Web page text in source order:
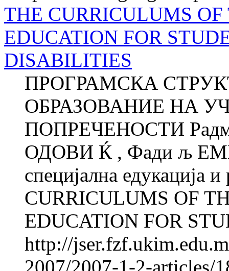
THE CURRICULUMS
EDUCATION FOR
DISABILITIES
ПРОГРАМСКА
ОБРАЗОВАНИЕ НА
ПОПРЕЧЕНОСТИ
ОДОВИ Ќ , Фади љ
специјална едукација
CURRICULUMS OF
EDUCATION FOR
http://
2007/2007-1-2-articles/